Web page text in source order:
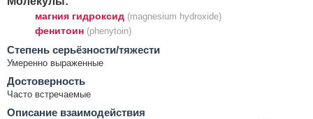
магния гидроксид (magnesium hydroxide)
фенитоин (phenytoin)
Cтепень серьёзности/тяжести
Умеренно выраженные
Достоверность
Часто встречаемые
Описание взаимодействия